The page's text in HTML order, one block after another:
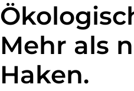
Mehr als
Haken.